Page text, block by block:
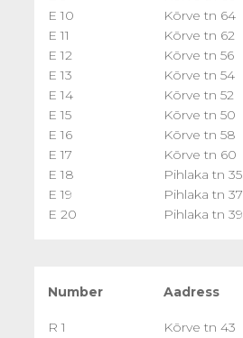
E 10
Kõrve tn 64
E 11
Kõrve tn 62
E 12
Kõrve tn 56
E 13
Kõrve tn 54
E 14
Kõrve tn 52
E 15
Kõrve tn 50
E 16
Kõrve tn 58
E 17
Kõrve tn 60
E 18
Pihlaka tn 35
E 19
Pihlaka tn 37
E 20
Pihlaka tn 39
Number Aadress
R 1 Kõrve tn 43